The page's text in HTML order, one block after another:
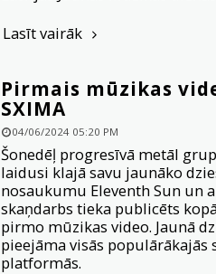
Lasīt vairāk
Pirmais mūzikas
SXIMA
04/06/2024 05:20 PM
Šonedēļ progresīvā metāl
laidusi klajā savu jaunāko
nosaukumu Eleventh Sun un
skaņdarbs tieka publicēts
pirmo mūzikas video. Jaunā
pieejāma visās populārākajās
platformās.